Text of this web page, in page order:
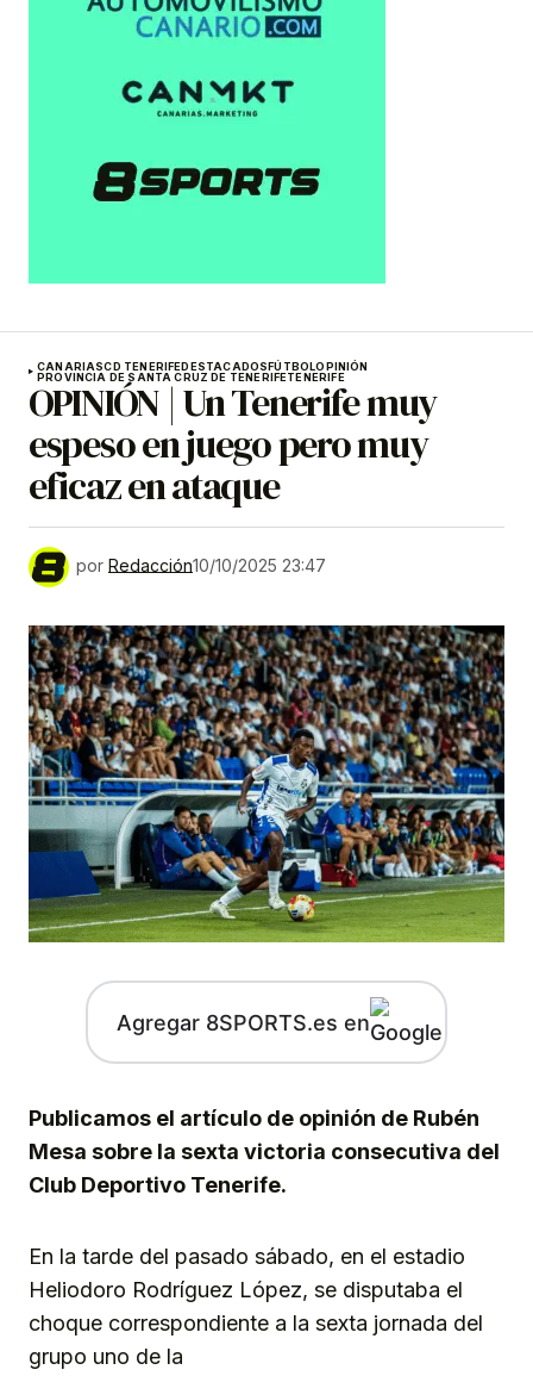
CANARIASCD TENERIFEDESTACADOSFÚTBOLOPINIÓN
PROVINCIA DE SANTA CRUZ DE TENERIFETENERIFE
OPINIÓN | Un Tenerife muy
espeso en juego pero muy
eficaz en ataque
por Redacción10/10/2025 23:47
Agregar 8SPORTS.es en
Publicamos el artículo de opinión de Rubén
Mesa sobre la sexta victoria consecutiva del
Club Deportivo Tenerife.
En la tarde del pasado sábado, en el estadio
Heliodoro Rodríguez López, se disputaba el
choque correspondiente a la sexta jornada del
grupo uno de la